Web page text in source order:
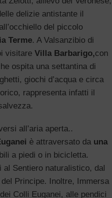
delizie antistante il
del piccolo
Terme. A Valsanzibio di
visitare Villa Barbarigo,con
ospita una settantina di
giochi d’acqua e circa
rappresenta infatti il
all’aria aperta..
è attraversato da una
a piedi o in bicicletta.
al Sentiero naturalistico, dal
Principe. Inoltre, Immersa
Colli Euganei, alle pendici